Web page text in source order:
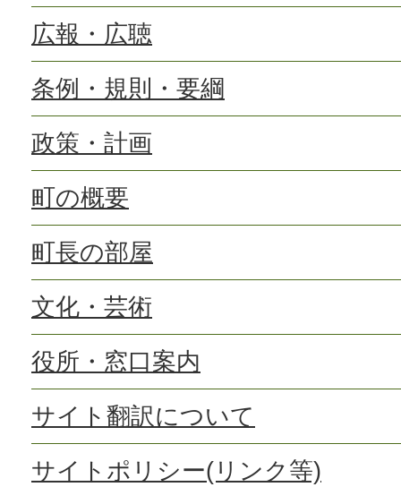
広報・広聴
条例・規則・要綱
政策・計画
町の概要
町長の部屋
文化・芸術
役所・窓口案内
サイト翻訳について
サイトポリシー(リンク等)